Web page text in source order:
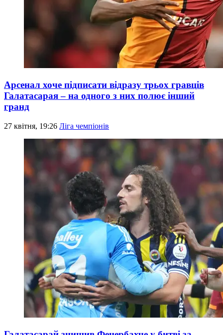
Арсенал хоче підписати відразу трьох гравців
Галатасарая – на одного з них полює інший
гранд
27 квітня, 19:26 Ліга чемпіонів